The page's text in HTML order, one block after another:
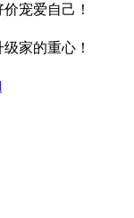
宠爱自己！
家的重心！